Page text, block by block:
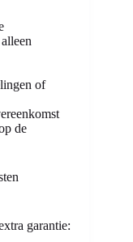
of
de
garantie: